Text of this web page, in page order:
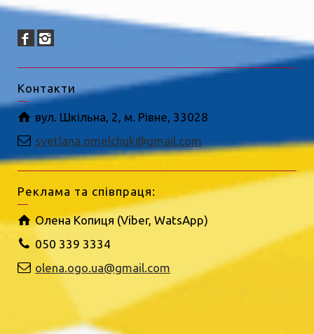
Контакти
вул. Шкільна, 2, м. Рівне, 33028
svetlana.omelchuk@gmail.com
Реклама та співпраця:
Олена Копиця (Viber, WatsApp)
050 339 3334
olena.ogo.ua@gmail.com